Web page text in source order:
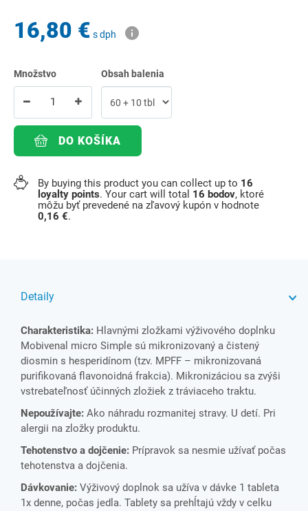
16,80 € s dph
Množstvo Obsah balenia
DO KOŠÍKA
By buying this product you can collect up to 16
loyalty points. Your cart will total 16 bodov, ktoré
môžu byť prevedené na zľavový kupón v hodnote
0,16 €.
Detaily
Charakteristika: Hlavnými zložkami výživového doplnku
Mobivenal micro Simple sú mikronizovaný a čistený
diosmin s hesperidínom (tzv. MPFF – mikronizovaná
purifikovaná flavonoidná frakcia). Mikronizáciou sa zvýši
vstrebateľnosť účinných zložiek z tráviaceho traktu.
Nepoužívajte: Ako náhradu rozmanitej stravy. U detí. Pri
alergii na zložky produktu.
Tehotenstvo a dojčenie: Prípravok sa nesmie užívať počas
tehotenstva a dojčenia.
Dávkovanie: Výživový doplnok sa užíva v dávke 1 tableta
1x denne, počas jedla. Tablety sa prehĺtajú vždy v celku